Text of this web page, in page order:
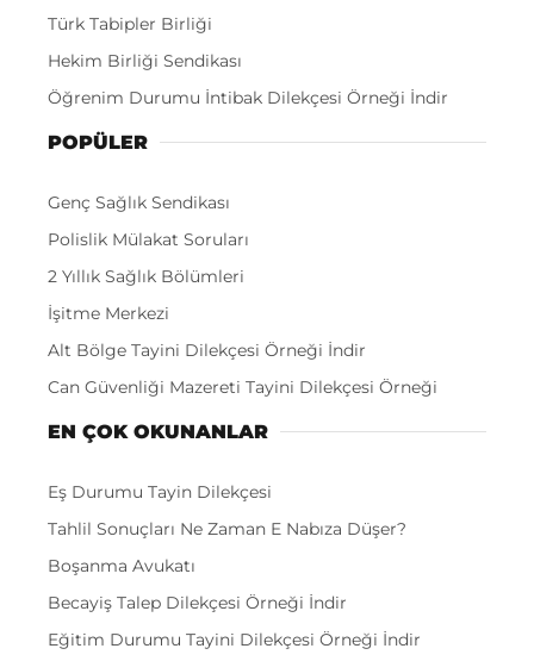
Türk Tabipler Birliği
Hekim Birliği Sendikası
Öğrenim Durumu İntibak Dilekçesi Örneği İndir
POPÜLER
Genç Sağlık Sendikası
Polislik Mülakat Soruları
2 Yıllık Sağlık Bölümleri
İşitme Merkezi
Alt Bölge Tayini Dilekçesi Örneği İndir
Can Güvenliği Mazereti Tayini Dilekçesi Örneği
EN ÇOK OKUNANLAR
Eş Durumu Tayin Dilekçesi
Tahlil Sonuçları Ne Zaman E Nabıza Düşer?
Boşanma Avukatı
Becayiş Talep Dilekçesi Örneği İndir
Eğitim Durumu Tayini Dilekçesi Örneği İndir